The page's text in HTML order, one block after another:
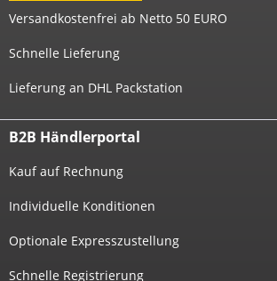
Versandkostenfrei ab Netto 50 EURO
Schnelle Lieferung
Lieferung an DHL Packstation
B2B Händlerportal
Kauf auf Rechnung
Individuelle Konditionen
Optionale Expresszustellung
Schnelle Registrierung